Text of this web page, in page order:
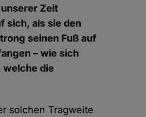
Zeit
sich, als sie den
seinen Fuß auf
– wie sich
welche die
solchen Tragweite